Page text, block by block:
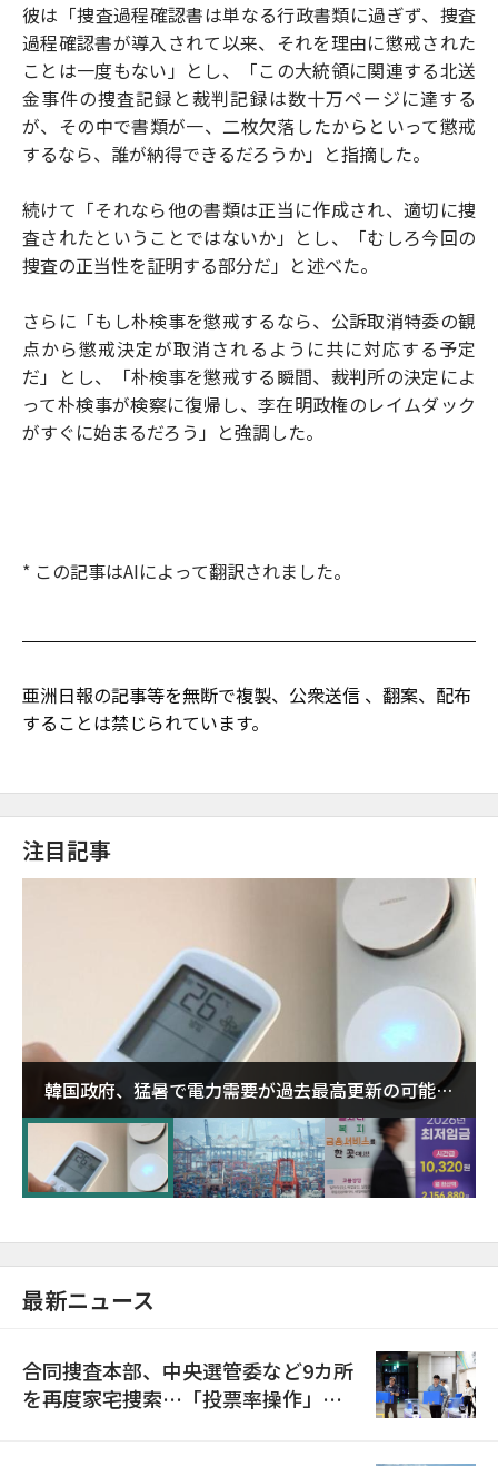
彼は「捜査過程確認書は単なる行政書類に過ぎず、捜査
過程確認書が導入されて以来、それを理由に懲戒された
ことは一度もない」とし、「この大統領に関連する北送
金事件の捜査記録と裁判記録は数十万ページに達する
が、その中で書類が一、二枚欠落したからといって懲戒
するなら、誰が納得できるだろうか」と指摘した。
続けて「それなら他の書類は正当に作成され、適切に捜
査されたということではないか」とし、「むしろ今回の
捜査の正当性を証明する部分だ」と述べた。
さらに「もし朴検事を懲戒するなら、公訴取消特委の観
点から懲戒決定が取消されるように共に対応する予定
だ」とし、「朴検事を懲戒する瞬間、裁判所の決定によ
って朴検事が検察に復帰し、李在明政権のレイムダック
がすぐに始まるだろう」と強調した。
* この記事はAIによって翻訳されました。
亜洲日報の記事等を無断で複製、公衆送信 、翻案、配布
することは禁じられています。
注目記事
韓国政府、猛暑で電力需要が過去最高更新の可能性
に需給対応体制を点検
最新ニュース
合同捜査本部、中央選管委など9カ所
を再度家宅捜索…「投票率操作」の